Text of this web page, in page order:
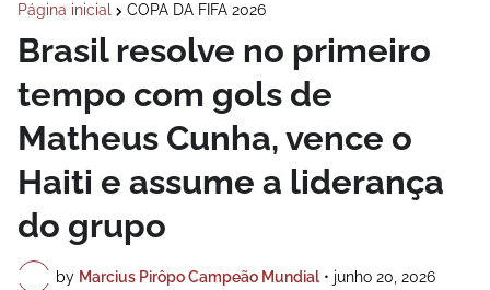
Página inicial COPA DA FIFA 2026
Brasil resolve no primeiro
tempo com gols de
Matheus Cunha, vence o
Haiti e assume a liderança
do grupo
by Marcius Pirôpo Campeão Mundial • junho 20, 2026